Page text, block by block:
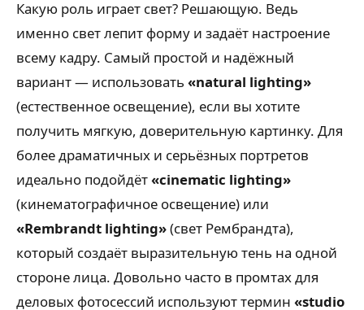
Какую роль играет свет? Решающую. Ведь
именно свет лепит форму и задаёт настроение
всему кадру. Самый простой и надёжный
вариант — использовать «natural lighting»
(естественное освещение), если вы хотите
получить мягкую, доверительную картинку. Для
более драматичных и серьёзных портретов
идеально подойдёт«cinematic lighting»
(кинематографичное освещение) или
«Rembrandt lighting»(свет Рембрандта),
который создаёт выразительную тень на одной
стороне лица. Довольно часто в промтах для
деловых фотосессий используют термин «studio